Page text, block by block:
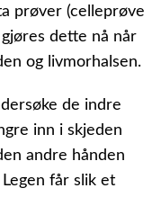
prøver (celleprøve
dette nå når
og livmorhalsen.
de indre
inn i skjeden
andre hånden
får slik et